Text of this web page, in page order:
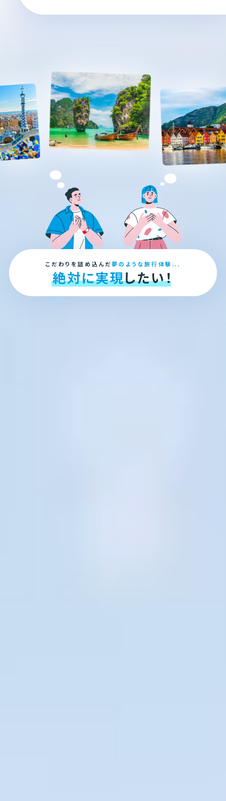
こだわりを詰め込んだ夢のような旅行体験...
絶対に実現したい！